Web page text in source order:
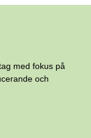
med fokus på
och